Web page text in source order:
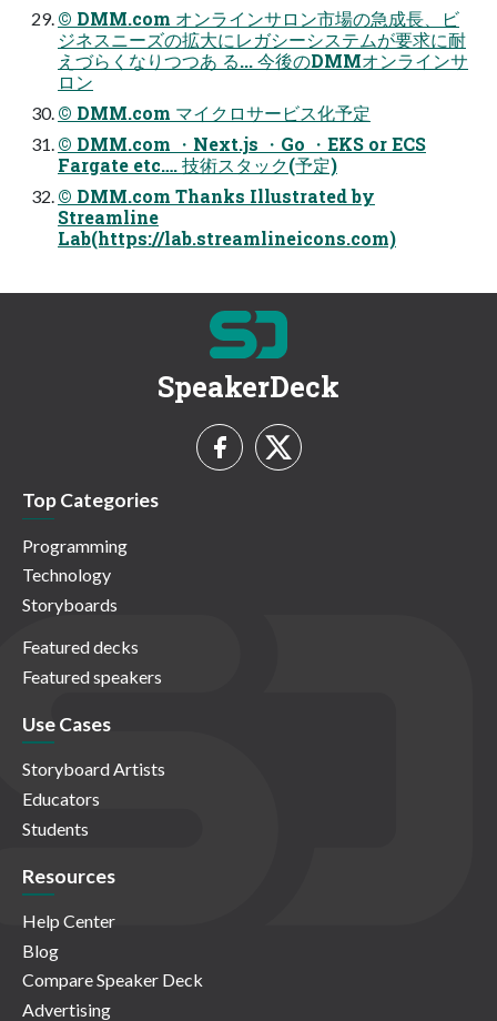
© DMM.com オンラインサロン市場の急成長、ビ
ジネスニーズの拡大にレガシーシステムが要求に耐
えづらくなりつつあ る... 今後のDMMオンラインサ
ロン
© DMM.com マイクロサービス化予定
© DMM.com ・Next.js ・Go ・EKS or ECS
Fargate etc…. 技術スタック(予定)
© DMM.com Thanks Illustrated by
Streamline
Lab(https://lab.streamlineicons.com)
SpeakerDeck
Top Categories
Programming
Technology
Storyboards
Featured decks
Featured speakers
Use Cases
Storyboard Artists
Educators
Students
Resources
Help Center
Blog
Compare Speaker Deck
Advertising